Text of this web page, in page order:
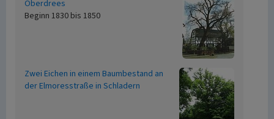
Oberdrees
Beginn 1830 bis 1850
Zwei Eichen in einem Baumbestand an
der Elmoresstraße in Schladern